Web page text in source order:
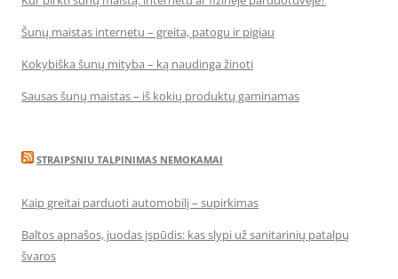
Šunų maistas internetu – greita, patogu ir pigiau
Kokybiška šunų mityba – ką naudinga žinoti
Sausas šunų maistas – iš kokių produktų gaminamas
STRAIPSNIU TALPINIMAS NEMOKAMAI
Kaip greitai parduoti automobilį – supirkimas
Baltos apnašos, juodas įspūdis: kas slypi už sanitarinių patalpų
švaros